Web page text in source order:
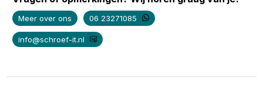
Meer over ons 06 23271085
info@schroef-it.nl